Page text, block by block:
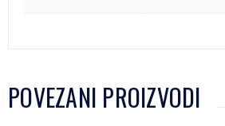
POVEZANI PROIZVODI